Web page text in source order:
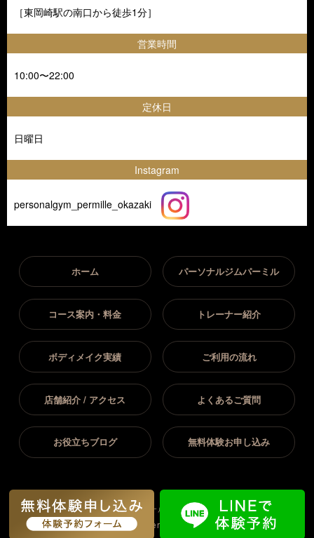
［東岡崎駅の南口から徒歩1分］
営業時間
10:00〜22:00
定休日
日曜日
Instagram
personalgym_permille_okazaki
ホーム パーソナルジムパーミル
コース案内・料金 トレーナー紹介
ボディメイク実績 ご利用の流れ
店舗紹介 / アクセス よくあるご質問
お役立ちブログ 無料体験お申し込み
Copyright(C) 2026岡崎市｜パーソナルジム パーミル岡崎店.All Rights
Reserved.